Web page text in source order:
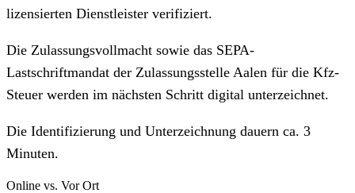
lizensierten Dienstleister verifiziert.
Die Zulassungsvollmacht sowie das SEPA-
Lastschriftmandat der Zulassungsstelle Aalen für die Kfz-
Steuer werden im nächsten Schritt digital unterzeichnet.
Die Identifizierung und Unterzeichnung dauern ca. 3
Minuten.
Online vs. Vor Ort